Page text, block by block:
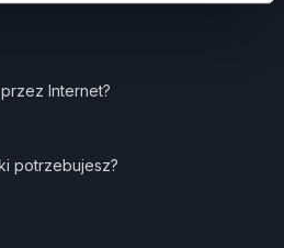
Internet?
potrzebujesz?